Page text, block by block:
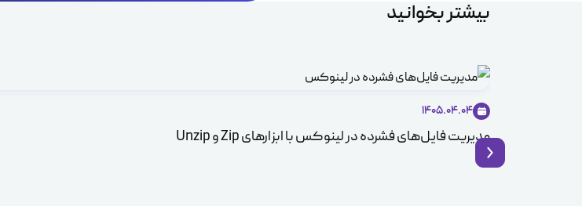
بیشتر بخوانید
1405.04.04
مدیریت فایل‌های فشرده در لینوکس با ابزارهای Zip و Unzip